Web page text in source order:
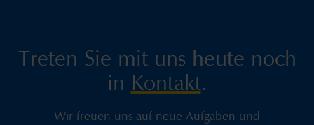
Treten Sie mit uns heute noch
in Kontakt.
Wir freuen uns auf neue Aufgaben und